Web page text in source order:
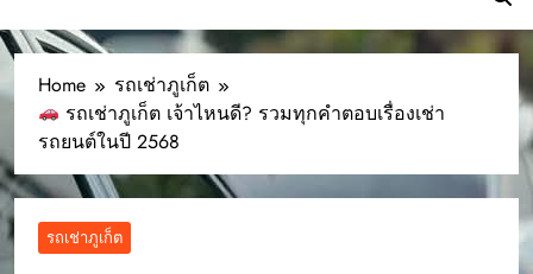
Home
รถเช่าภูเก็ต
รถเช่าภูเก็ต เจ้าไหนดี? รวมทุกคำตอบเรื่องเช่า
รถยนต์ในปี 2568
รถเช่าภูเก็ต